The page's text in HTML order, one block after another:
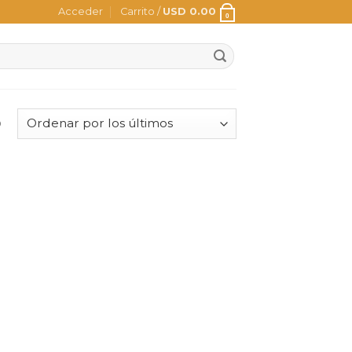
Acceder Carrito / USD 0.00 0